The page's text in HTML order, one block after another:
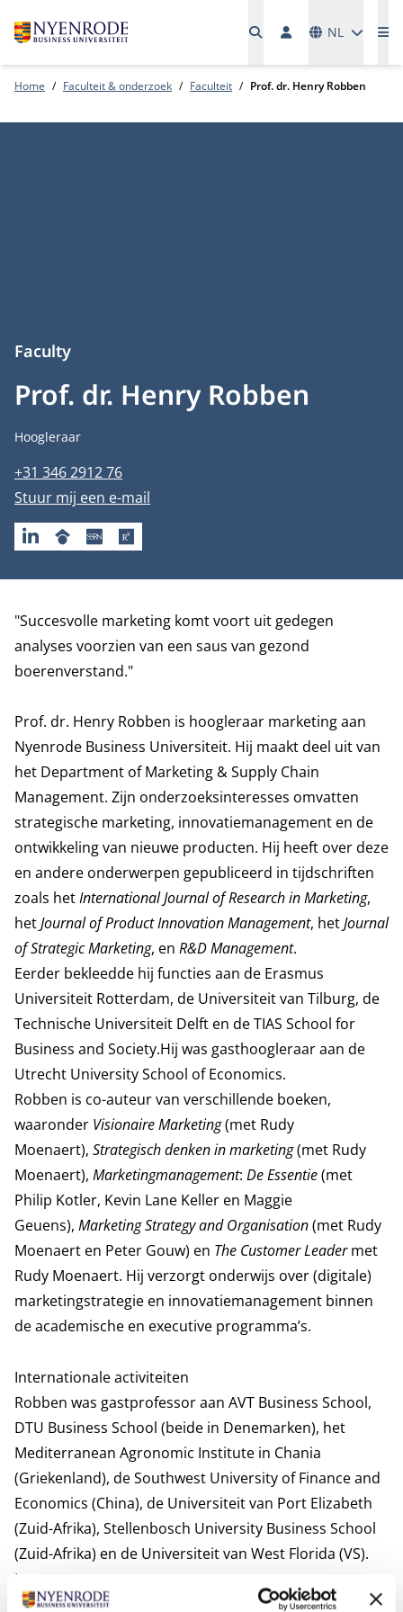
NL
Home Faculteit & onderzoek Faculteit Prof. dr. Henry Robben
Prof. dr. Henry Robben
Faculty
Functietitel
Hoogleraar
Telefoonnummer
+31 346 2912 76
E-mailadres
Stuur mij een e-mail
LINKEDINGOOGLESCHOLAR
SSRNRESEARCHGATE
Biografie
"Succesvolle marketing komt voort uit gedegen
analyses voorzien van een saus van gezond
boerenverstand."
Prof. dr. Henry Robben is hoogleraar marketing aan
Nyenrode Business Universiteit. Hij maakt deel uit van
het Department of Marketing & Supply Chain
Management. Zijn onderzoeksinteresses omvatten
strategische marketing, innovatiemanagement en de
ontwikkeling van nieuwe producten. Hij heeft over deze
en andere onderwerpen gepubliceerd in tijdschriften
zoals hetInternational Journal of Research in Marketing,
hetJournal of Product Innovation Management, hetJournal
of Strategic Marketing, en R&D Management.
Eerder bekleedde hij functies aan de Erasmus
Universiteit Rotterdam, de Universiteit van Tilburg, de
Technische Universiteit Delft en de TIAS School for
Business and Society.Hij was gasthoogleraar aan de
Utrecht University School of Economics.
Robben is co-auteur van verschillende boeken,
waaronder Visionaire Marketing(met Rudy
Moenaert), Strategisch denken in marketing(met Rudy
Moenaert), Marketingmanagement: De Essentie(met
Philip Kotler, Kevin Lane Keller en Maggie
Geuens), Marketing Strategy and Organisation(met Rudy
Moenaert en Peter Gouw) en The Customer Leadermet
Rudy Moenaert. Hij verzorgt onderwijs over (digitale)
marketingstrategie en innovatiemanagement binnen
de academische en executive programma’s.
Internationale activiteiten
Robben was gastprofessor aan AVT Business School,
DTU Business School (beide in Denemarken), het
Mediterranean Agronomic Institute in Chania
(Griekenland), de Southwest University of Finance and
Economics (China), de Universiteit van Port Elizabeth
(Zuid-Afrika), Stellenbosch University Business School
(Zuid-Afrika) en de Universiteit van West Florida (VS).
Interesses
Bergwandelen, fietsen, gamen, lezen, reizen, schrijven.